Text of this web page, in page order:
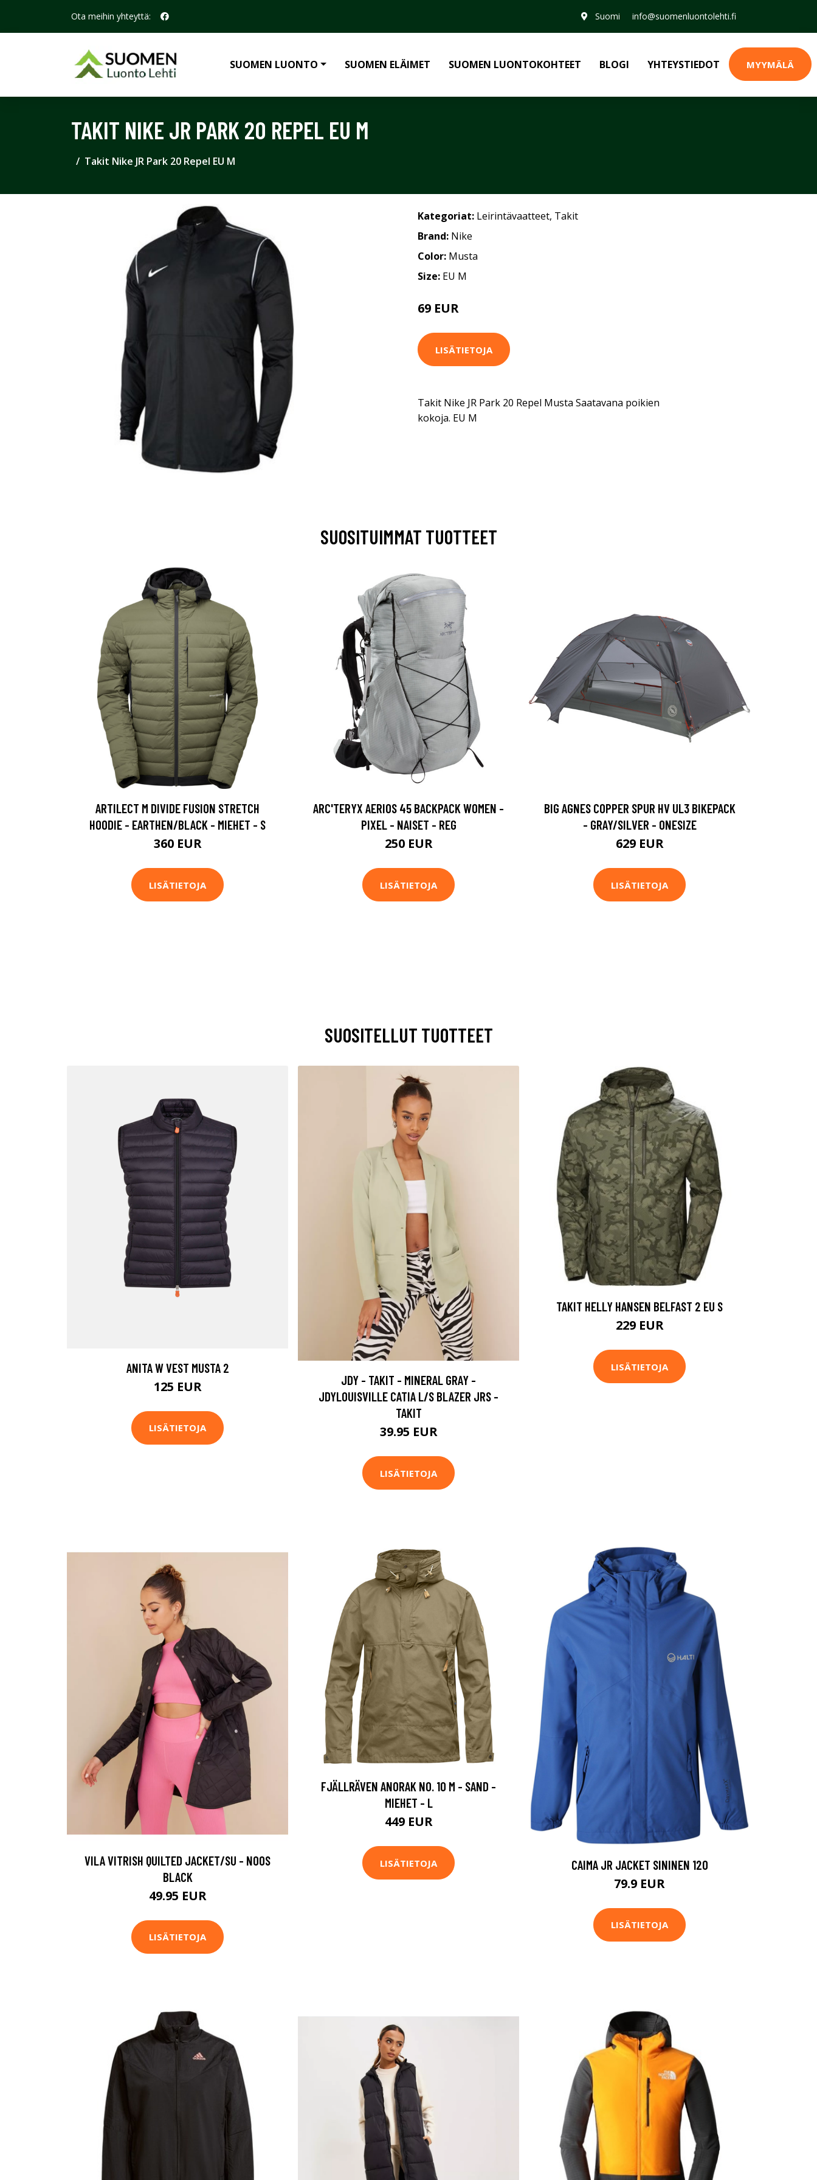
Ota meihin yhteyttä: Suomi info@suomenluontolehti.fi
SUOMEN LUONTO SUOMEN ELÄIMET SUOMEN LUONTOKOHTEET BLOGI YHTEYSTIEDOT MYYMÄLÄ
TAKIT NIKE JR PARK 20 REPEL EU M
Takit Nike JR Park 20 Repel EU M
Kategoriat: Leirintävaatteet, Takit
Brand: Nike
Color: Musta
Size: EU M
69 EUR
LISÄTIETOJA
Takit Nike JR Park 20 Repel Musta Saatavana poikien
kokoja. EU M
SUOSITUIMMAT TUOTTEET
ARTILECT M DIVIDE FUSION STRETCH
HOODIE - EARTHEN/BLACK - MIEHET - S
360 EUR
LISÄTIETOJA
ARC'TERYX AERIOS 45 BACKPACK WOMEN -
PIXEL - NAISET - REG
250 EUR
LISÄTIETOJA
BIG AGNES COPPER SPUR HV UL3 BIKEPACK
- GRAY/SILVER - ONESIZE
629 EUR
LISÄTIETOJA
SUOSITELLUT TUOTTEET
ANITA W VEST MUSTA 2
125 EUR
LISÄTIETOJA
JDY - TAKIT - MINERAL GRAY -
JDYLOUISVILLE CATIA L/S BLAZER JRS -
TAKIT
39.95 EUR
LISÄTIETOJA
TAKIT HELLY HANSEN BELFAST 2 EU S
229 EUR
LISÄTIETOJA
VILA VITRISH QUILTED JACKET/SU - NOOS
BLACK
49.95 EUR
LISÄTIETOJA
FJÄLLRÄVEN ANORAK NO. 10 M - SAND -
MIEHET - L
449 EUR
LISÄTIETOJA CAIMA JR JACKET SININEN 120
79.9 EUR
LISÄTIETOJA